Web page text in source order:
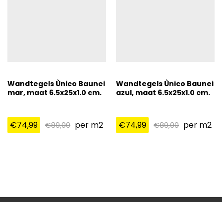
Wandtegels Ùnico Baunei
mar, maat 6.5x25x1.0 cm.
€74,99 €89,00 per m2
Wandtegels Ùnico Baunei
azul, maat 6.5x25x1.0 cm.
€74,99 €89,00 per m2